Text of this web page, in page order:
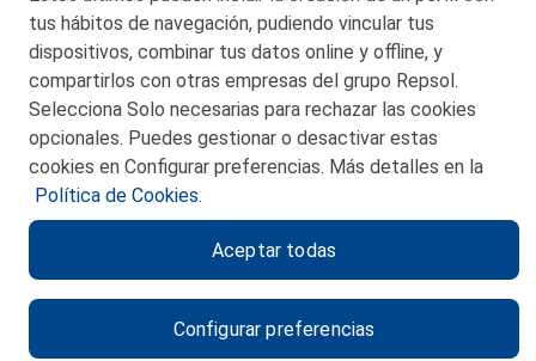
CONTACTO
MAPA WEB
POLITICA DE PRIVACIDAD
POLITICA DE COOKIES
CANAL DE ÉTICA
tus hábitos de navegación, pudiendo vincular tus
dispositivos, combinar tus datos online y offline, y
compartirlos con otras empresas del grupo Repsol.
Selecciona Solo necesarias para rechazar las cookies
opcionales. Puedes gestionar o desactivar estas
cookies en Configurar preferencias. Más detalles en la
Política de Cookies.
Configurar preferencias
Aceptar todas